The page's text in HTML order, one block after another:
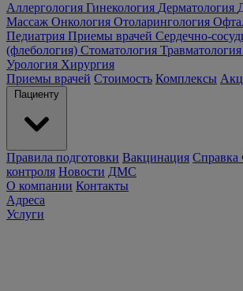
Аллергология Гинекология Дерматология
Массаж Онкология Отоларингология
Педиатрия Приемы врачей Сердечно-
(флебология) Стоматология
Урология Хирургия
Приемы врачей Стоимость Комплексы
Пациенту
Правила подготовки Вакцинация
контроля Новости ДМС
О компании Контакты
Адреса
Услуги